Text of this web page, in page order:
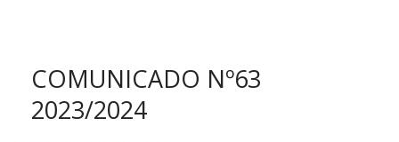
COMUNICADO Nº63
2023/2024